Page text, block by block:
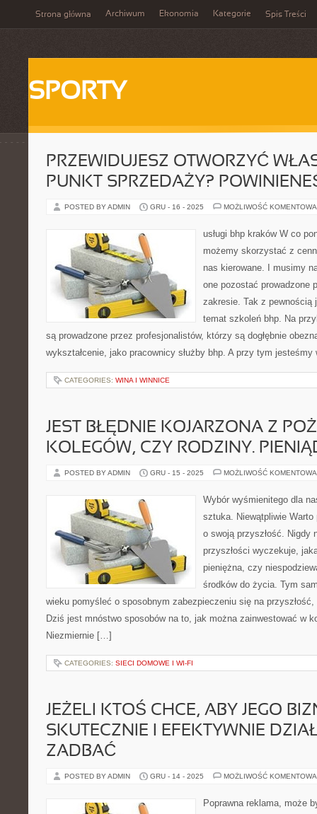
Strona główna Archiwum Ekonomia Kategorie Spis Treści
SPORTY
PRZEWIDUJESZ OTWORZYĆ
PUNKT SPRZEDAŻY?
POSTED BY ADMIN GRU - 16 - 2025 MOŻLIWOŚĆ
usługi bhp kraków W co
możemy skorzystać z
nas kierowane. I musimy
one pozostać prowadzone
zakresie. Tak z pewnością
temat szkoleń bhp. Na
są prowadzone przez profesjonalistów, którzy są dogłębnie
wykształcenie, jako pracownicy służby bhp. A przy tym
CATEGORIES: WINA I WINNICE
JEST BŁĘDNIE KOJARZONA Z
KOLEGÓW, CZY RODZINY.
POSTED BY ADMIN GRU - 15 - 2025 MOŻLIWOŚĆ
Wybór wyśmienitego dla
sztuka. Niewątpliwie
o swoją przyszłość. Nigdy
przyszłości wyczekuje,
pieniężna, czy
środków do życia. Tym
wieku pomyśleć o sposobnym zabezpieczeniu się na
Dziś jest mnóstwo sposobów na to, jak można zainwestować w
Niezmiernie […]
CATEGORIES: SIECI DOMOWE I WI-FI
JEŻELI KTOŚ CHCE, ABY JEGO
SKUTECZNIE I EFEKTYWNIE
ZADBAĆ
POSTED BY ADMIN GRU - 14 - 2025 MOŻLIWOŚĆ
Poprawna reklama, może